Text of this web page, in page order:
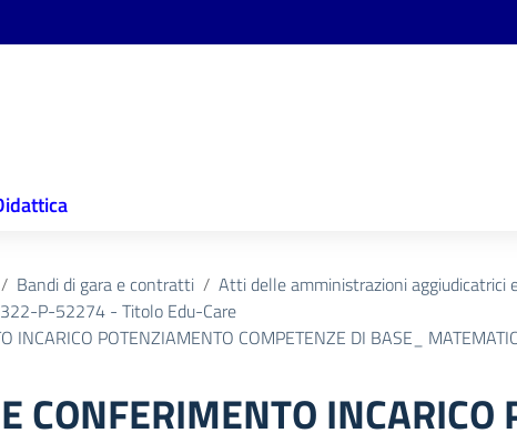
Bandi di gara e contratti
Atti delle amministrazioni aggiudicatrici
P-52274 - Titolo Edu-Care
INCARICO POTENZIAMENTO COMPETENZE DI BASE_
CONFERIMENTO